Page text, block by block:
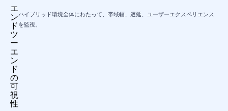
エ
ン
ド
ツ
ー
エ
ン
ド
の
可
視
性
ハイブリッド環境全体にわたって、帯域幅、遅延、ユーザーエクスペリエンス
を監視。